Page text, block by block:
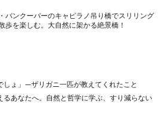
バンクーバーのキャピラノ吊り橋でスリリング
歩を楽しむ。大自然に架かる絶景橋！
しょ」—ザリガニ一匹が教えてくれたこと
あなたへ。自然と哲学に学ぶ、すり減らない